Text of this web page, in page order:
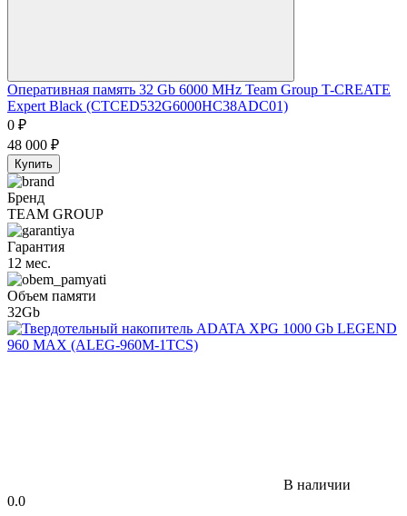
Оперативная память 32 Gb 6000 MHz Team Group T-CREATE
Expert Black (CTCED532G6000HC38ADC01)
0 ₽
48 000 ₽
Купить
Бренд
TEAM GROUP
Гарантия
12 мес.
Объем памяти
32Gb
В наличии
0.0